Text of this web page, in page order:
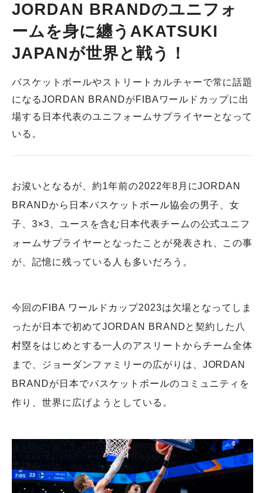
JORDAN BRANDのユニフォ
ームを身に纏うAKATSUKI
JAPANが世界と戦う！
バスケットボールやストリートカルチャーで常に話題
になるJORDAN BRANDがFIBAワールドカップに出
場する日本代表のユニフォームサプライヤーとなって
いる。
お浚いとなるが、約1年前の2022年8月にJORDAN
BRANDから日本バスケットボール協会の男子、女
子、3×3、ユースを含む日本代表チームの公式ユニフ
ォームサプライヤーとなったことが発表され、この事
が、記憶に残っている人も多いだろう。
今回のFIBA ワールドカップ2023は欠場となってしま
ったが日本で初めてJORDAN BRANDと契約した八
村塁をはじめとする一人のアスリートからチーム全体
まで、ジョーダンファミリーの広がりは、JORDAN
BRANDが日本でバスケットボールのコミュニティを
作り、世界に広げようとしている。